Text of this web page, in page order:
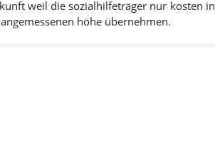
weil die sozialhilfeträger nur kosten in
höhe übernehmen.